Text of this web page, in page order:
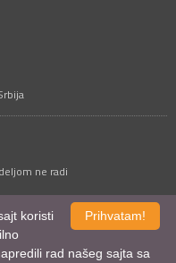
ne radi
je uračunat u cenu.
Prihvatam!
koristi
rad našeg sajta sa